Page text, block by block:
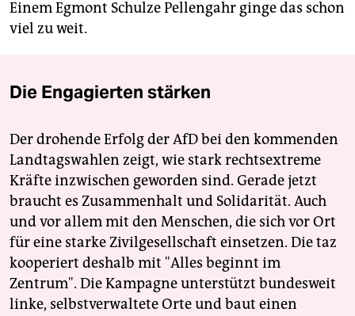
Einem Egmont Schulze Pellengahr ginge das schon
viel zu weit.
Die Engagierten stärken
Der drohende Erfolg der AfD bei den kommenden
Landtagswahlen zeigt, wie stark rechtsextreme
Kräfte inzwischen geworden sind. Gerade jetzt
braucht es Zusammenhalt und Solidarität. Auch
und vor allem mit den Menschen, die sich vor Ort
für eine starke Zivilgesellschaft einsetzen. Die taz
kooperiert deshalb mit "Alles beginnt im
Zentrum". Die Kampagne unterstützt bundesweit
linke, selbstverwaltete Orte und baut einen